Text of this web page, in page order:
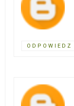
ODPOWIEDZ